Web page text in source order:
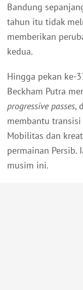
Bandung
tahun itu tidak
memberikan
kedua.
Hingga pekan ke-
Beckham Putra
progressive passes,
membantu
Mobilitas dan
permainan Persib.
musim ini.